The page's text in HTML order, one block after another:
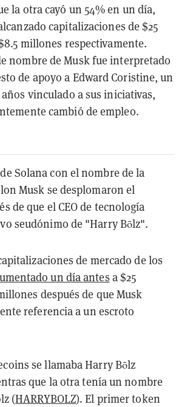
la otra cayó un 54% en un día,
capitalizaciones de $25
millones respectivamente.
nombre de Musk fue interpretado
de apoyo a Edward Coristine, un
años vinculado a sus iniciativas,
cambió de empleo.
de Solana con el nombre de la
Musk se desplomaron el
de que el CEO de tecnología
seudónimo de "Harry Bōlz".
de mercado de los
un día antes a $25
después de que Musk
referencia a un escroto
se llamaba Harry Bōlz
que la otra tenía un nombre
(HARRYBOLZ). El primer token